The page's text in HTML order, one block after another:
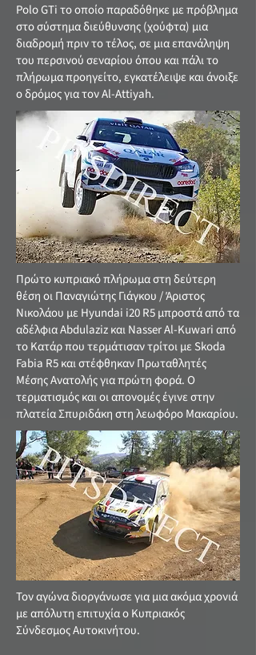
Polo GTi το οποίο παραδόθηκε με πρόβλημα
στο σύστημα διεύθυνσης (χούφτα) μια
διαδρομή πριν το τέλος, σε μια επανάληψη
του περσινού σεναρίου όπου και πάλι το
πλήρωμα προηγείτο, εγκατέλειψε και άνοιξε
ο δρόμος για τον Al-Attiyah.
Πρώτο κυπριακό πλήρωμα στη δεύτερη
θέση οι Παναγιώτης Γιάγκου / Άριστος
Νικολάου με Hyundai i20 R5 μπροστά από τα
αδέλφια Abdulaziz και Nasser Al-Kuwari από
το Κατάρ που τερμάτισαν τρίτοι με Skoda
Fabia R5 και στέφθηκαν Πρωταθλητές
Μέσης Ανατολής για πρώτη φορά. Ο
τερματισμός και οι απονομές έγινε στην
πλατεία Σπυριδάκη στη λεωφόρο Μακαρίου.
Τον αγώνα διοργάνωσε για μια ακόμα χρονιά
με απόλυτη επιτυχία ο Κυπριακός
Σύνδεσμος Αυτοκινήτου.